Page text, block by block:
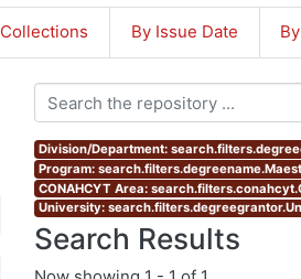
By Issue Date
Division/Department:
Program:
CONAHCYT Area:
University:
Search Results